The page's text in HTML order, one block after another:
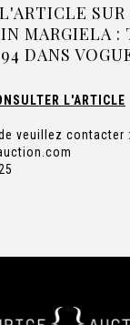
SUR
MARGIELA :
DANS
L'ARTICLE
veuillez contacter :